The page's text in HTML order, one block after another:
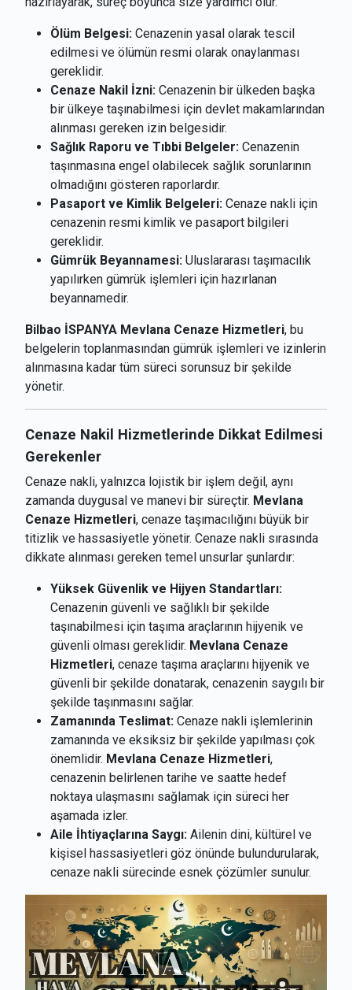
Ölüm Belgesi: Cenazenin yasal olarak tescil
edilmesi ve ölümün resmi olarak onaylanması
gereklidir.
Cenaze Nakil İzni: Cenazenin bir ülkeden başka
bir ülkeye taşınabilmesi için devlet makamlarından
alınması gereken izin belgesidir.
Sağlık Raporu ve Tıbbi Belgeler: Cenazenin
taşınmasına engel olabilecek sağlık sorunlarının
olmadığını gösteren raporlardır.
Pasaport ve Kimlik Belgeleri: Cenaze nakli için
cenazenin resmi kimlik ve pasaport bilgileri
gereklidir.
Gümrük Beyannamesi: Uluslararası taşımacılık
yapılırken gümrük işlemleri için hazırlanan
beyannamedir.
Bilbao İSPANYA Mevlana Cenaze Hizmetleri, bu
belgelerin toplanmasından gümrük işlemleri ve izinlerin
alınmasına kadar tüm süreci sorunsuz bir şekilde
yönetir.
Cenaze Nakil Hizmetlerinde Dikkat Edilmesi
Gerekenler
Cenaze nakli, yalnızca lojistik bir işlem değil, aynı
zamanda duygusal ve manevi bir süreçtir. Mevlana
Cenaze Hizmetleri, cenaze taşımacılığını büyük bir
titizlik ve hassasiyetle yönetir. Cenaze nakli sırasında
dikkate alınması gereken temel unsurlar şunlardır:
Yüksek Güvenlik ve Hijyen Standartları:
Cenazenin güvenli ve sağlıklı bir şekilde
taşınabilmesi için taşıma araçlarının hijyenik ve
güvenli olması gereklidir. Mevlana Cenaze
Hizmetleri, cenaze taşıma araçlarını hijyenik ve
güvenli bir şekilde donatarak, cenazenin saygılı bir
şekilde taşınmasını sağlar.
Zamanında Teslimat: Cenaze nakli işlemlerinin
zamanında ve eksiksiz bir şekilde yapılması çok
önemlidir. Mevlana Cenaze Hizmetleri,
cenazenin belirlenen tarihe ve saatte hedef
noktaya ulaşmasını sağlamak için süreci her
aşamada izler.
Aile İhtiyaçlarına Saygı: Ailenin dini, kültürel ve
kişisel hassasiyetleri göz önünde bulundurularak,
cenaze nakli sürecinde esnek çözümler sunulur.